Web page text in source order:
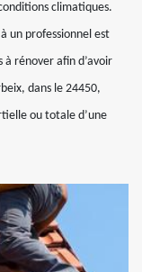
climatiques.
un professionnel est
rénover afin d’avoir
dans le 24450,
ou totale d’une